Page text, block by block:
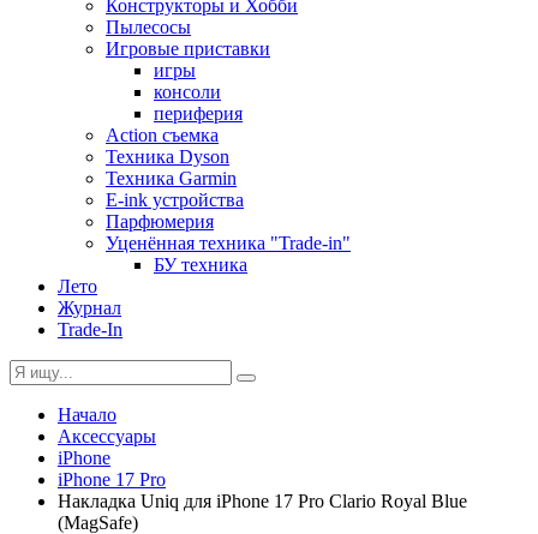
Конструкторы и Хобби
Пылесосы
Игровые приставки
игры
консоли
периферия
Action съемка
Техника Dyson
Техника Garmin
E-ink устройства
Парфюмерия
Уценённая техника "Trade-in"
БУ техника
Лето
Журнал
Trade-In
Начало
Аксессуары
iPhone
iPhone 17 Pro
Накладка Uniq для iPhone 17 Pro Clario Royal Blue
(MagSafe)